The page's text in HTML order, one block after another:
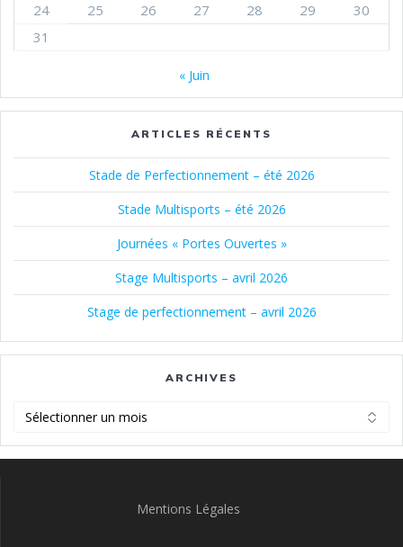
24
25 26 27 28 29
30
31
« Juin
ARTICLES RÉCENTS
Stade de Perfectionnement – été 2026
Stade Multisports – été 2026
Journées « Portes Ouvertes »
Stage Multisports – avril 2026
Stage de perfectionnement – avril 2026
ARCHIVES
Mentions Légales